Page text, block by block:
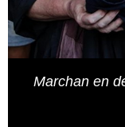
Marchan en